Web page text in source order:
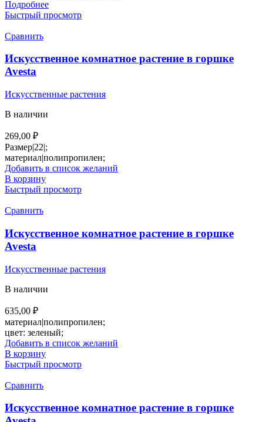
Подробнее
Быстрый просмотр
Сравнить
Искусственное комнатное растение в горшке
Avesta
Искусственные растения
В наличии
269,00 ₽
Размер|22|;
материал|полипропилен;
Добавить в список желаний
В корзину
Быстрый просмотр
Сравнить
Искусственное комнатное растение в горшке
Avesta
Искусственные растения
В наличии
635,00 ₽
материал|полипропилен;
цвет: зеленый;
Добавить в список желаний
В корзину
Быстрый просмотр
Сравнить
Искусственное комнатное растение в горшке